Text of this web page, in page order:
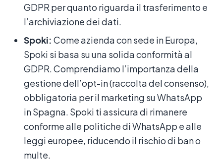
GDPR per quanto riguarda il trasferimento e
l’archiviazione dei dati.
Spoki: Come azienda con sede in Europa,
Spoki si basa su una solida conformità al
GDPR. Comprendiamo l’importanza della
gestione dell’opt-in (raccolta del consenso),
obbligatoria per il marketing su WhatsApp
in Spagna. Spoki ti assicura di rimanere
conforme alle politiche di WhatsApp e alle
leggi europee, riducendo il rischio di ban o
multe.